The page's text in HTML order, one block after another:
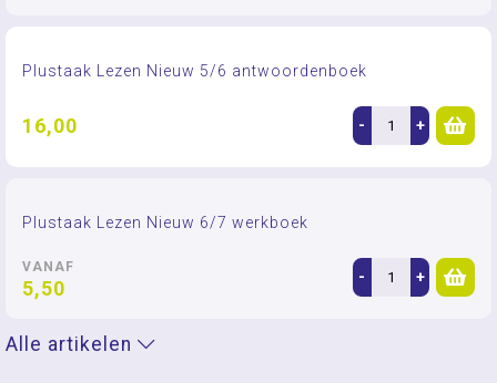
Plustaak Lezen Nieuw 5/6 antwoordenboek
16,00 - +
Plustaak Lezen Nieuw 6/7 werkboek
VANAF
5,50 - +
Alle artikelen